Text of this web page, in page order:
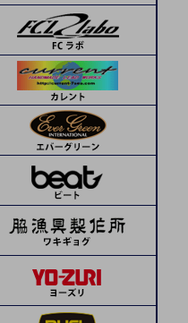
オリムピック
レスターファイン
タカ産業
メガバス
下田漁具
ベーシックギア
オリムピック
ブルーニングハーツ
クレイジーオーシャン
ASS
K-FLAT
海遊少年
ima
クレイジーオーシャン
ダミキジャパン
ゼスタ
ソルトウォーターボーイズ
ASSジグ
ハヤブサ
オーシャンフリーク
タコ用針
ミヤマエ
フィネス
下田漁具
CB ONE
MCワークス
ジャッカル
スタジオオーシャンマーク
ネイチャーボーイズ
アシスト工房
CB ONE
ハヤブサ
beat
オーシャンフリーク
フィネス
リブレ
コモジグ
タカ産業
ゴーへ
タカ産業
CB ONE
Boggy
下田漁具
エバーグリーン
ミヤマエ
ヤマシタ
セイカイコレクション
ヴァンフック
Avail
ディープライナー
ソウルズ
ドロップカスタム
エイテック
グリス・オイル